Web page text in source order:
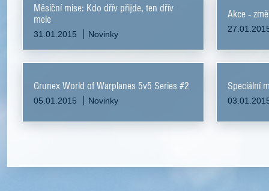
Měsíční mise: Kdo dřív přijde, ten dřív
mele
31.01.2015 Novinky
Akce -
Grunex World of Warplanes 5v5 Series #2
05.01.2015 Novinky
Speciální